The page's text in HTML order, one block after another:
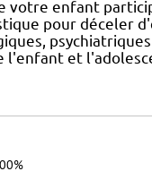
votre enfant
pour déceler
et